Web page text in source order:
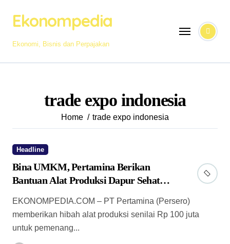
contentEkonompedia
Ekonomi, Bisnis dan Perpajakan
trade expo indonesia
Home trade expo indonesia
Headline
Bina UMKM, Pertamina Berikan
Bantuan Alat Produksi Dapur Sehat
EKONOMPEDIA.COM – PT Pertamina (Persero)
memberikan hibah alat produksi senilai Rp 100 juta
untuk pemenang...